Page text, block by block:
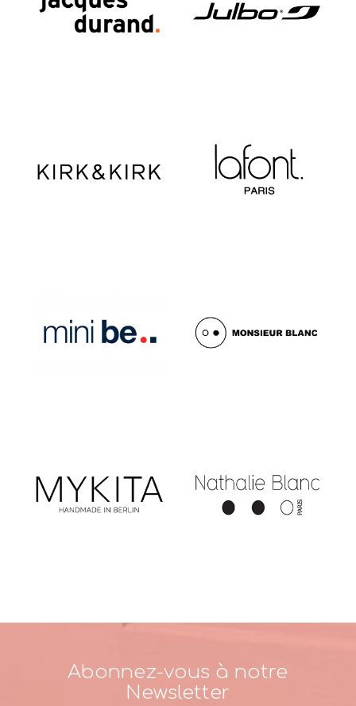
Abonnez-vous à notre
Newsletter